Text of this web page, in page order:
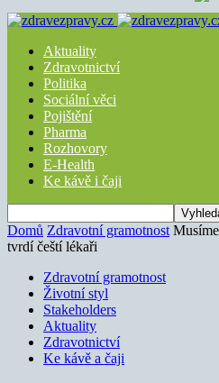
Aktuality
Zdravotnictví
Politika
Sociální věci
Pojištění
Pharma
Rozhovory
E-Health
Ke kávě i čaji
Domů Zdravotní gramotnost
tvrdí čeští lékaři
Zdravotní gramotnost
Životní styl
Stakeholders
Aktuality
Zdravotnictví
Ke kávě a čaji